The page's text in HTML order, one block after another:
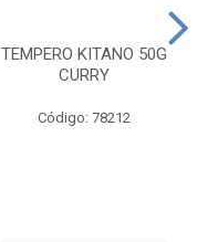
TEMPERO KITANO 50G
CURRY
Código: 78212